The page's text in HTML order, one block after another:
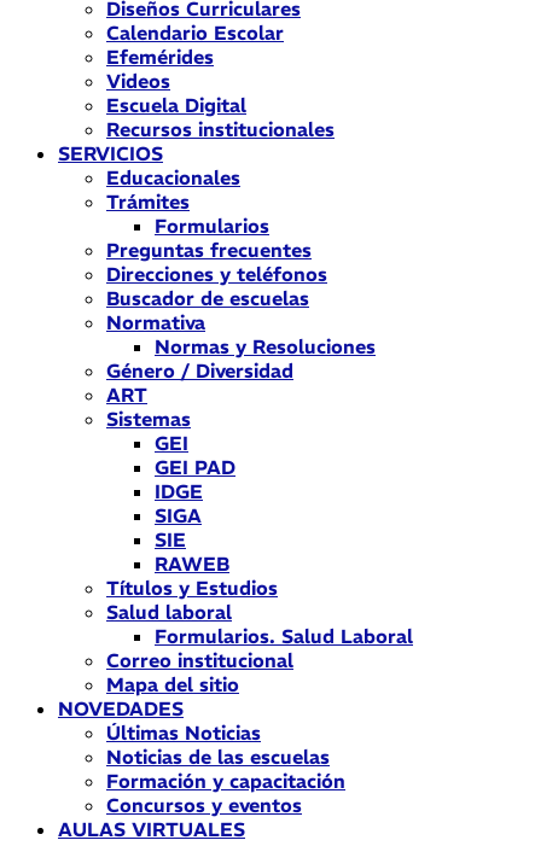
Diseños Curriculares
Calendario Escolar
Efemérides
Videos
Escuela Digital
Recursos institucionales
SERVICIOS
Educacionales
Trámites
Formularios
Preguntas frecuentes
Direcciones y teléfonos
Buscador de escuelas
Normativa
Normas y Resoluciones
Género / Diversidad
ART
Sistemas
GEI
GEI PAD
IDGE
SIGA
SIE
RAWEB
Títulos y Estudios
Salud laboral
Formularios. Salud Laboral
Correo institucional
Mapa del sitio
NOVEDADES
Últimas Noticias
Noticias de las escuelas
Formación y capacitación
Concursos y eventos
AULAS VIRTUALES